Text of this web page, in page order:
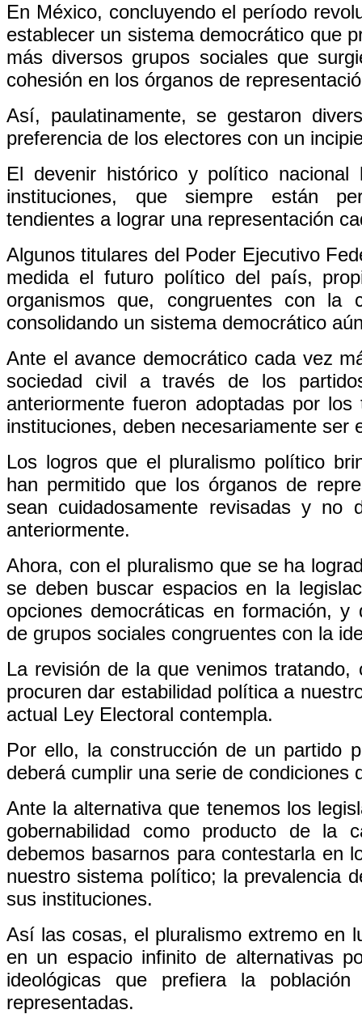
En México, concluyendo el período
establecer un sistema democrático que
más diversos grupos sociales que
cohesión en los órganos de
Así, paulatinamente, se gestaron
preferencia de los electores con un
El devenir histórico y político
instituciones, que siempre están
tendientes a lograr una representación
Algunos titulares del Poder Ejecutivo
medida el futuro político del país,
organismos que, congruentes con la
consolidando un sistema democrático
Ante el avance democrático cada vez
sociedad civil a través de los
anteriormente fueron adoptadas por
instituciones, deben necesariamente ser
Los logros que el pluralismo político
han permitido que los órganos de
sean cuidadosamente revisadas y no
anteriormente.
Ahora, con el pluralismo que se ha
se deben buscar espacios en la
opciones democráticas en formación, y
de grupos sociales congruentes con la
La revisión de la que venimos
procuren dar estabilidad política a
actual Ley Electoral contempla.
Por ello, la construcción de un partido
deberá cumplir una serie de condiciones
Ante la alternativa que tenemos los
gobernabilidad como producto de la
debemos basarnos para contestarla en
nuestro sistema político; la prevalencia
sus instituciones.
Así las cosas, el pluralismo extremo en
en un espacio infinito de alternativas
ideológicas que prefiera la
representadas.